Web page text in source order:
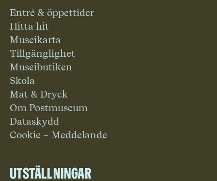
Entré & öppettider
Hitta hit
Museikarta
Tillgänglighet
Museibutiken
Skola
Mat & Dryck
Om Postmuseum
Dataskydd
Cookie – Meddelande
Utställningar